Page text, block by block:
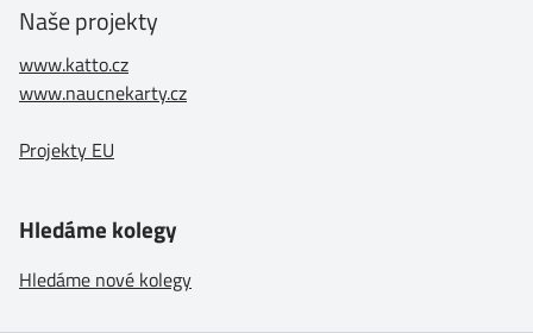
Naše projekty
www.katto.cz
www.naucnekarty.cz
Projekty EU
Hledáme kolegy
Hledáme nové kolegy